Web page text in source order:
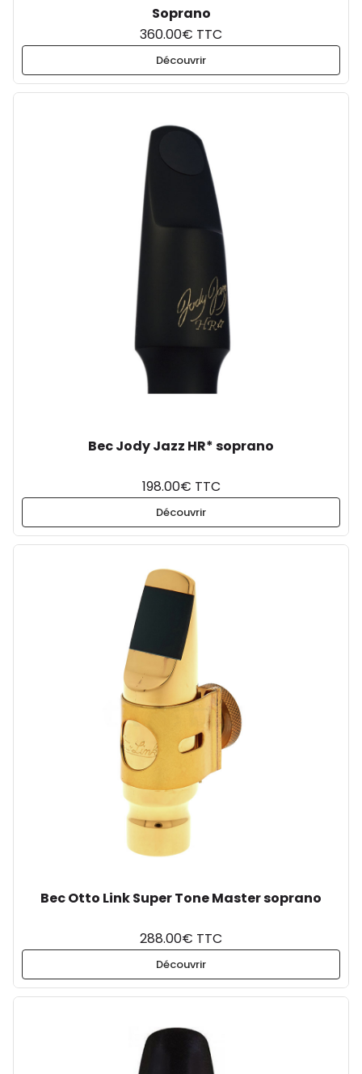
Soprano
360.00€ TTC
Découvrir
Bec Jody Jazz HR* soprano
198.00€ TTC
Découvrir
Bec Otto Link Super Tone Master soprano
288.00€ TTC
Découvrir